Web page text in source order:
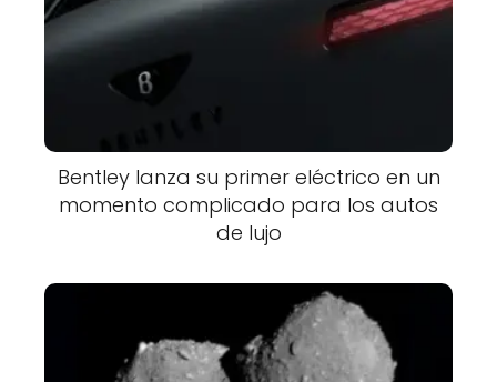
Bentley lanza su primer eléctrico en un
momento complicado para los autos
de lujo